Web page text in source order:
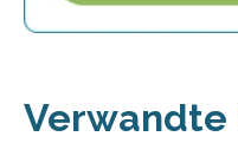
Verwandte